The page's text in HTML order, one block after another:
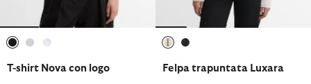
T-shirt Nova con logo
Felpa trapuntata Luxara